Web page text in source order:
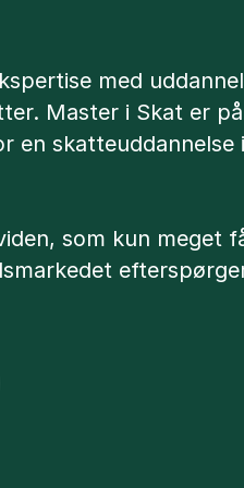
med
Master i Skat er
en skatteuddannelse i
som kun meget